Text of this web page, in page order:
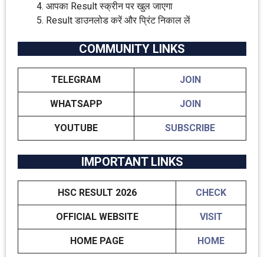
आपका Result स्क्रीन पर खुल जाएगा
Result डाउनलोड करें और प्रिंट निकाल लें
COMMUNITY LINKS
TELEGRAM JOIN
WHATSAPP JOIN
YOUTUBE SUBSCRIBE
IMPORTANT LINKS
HSC RESULT 2026 CHECK
OFFICIAL WEBSITE VISIT
HOME PAGE HOME